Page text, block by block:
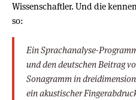
Wissenschaftler. Und die
so:
Ein Sprachanalyse-
und den deutschen Beitrag
Sonagramm in
ein akustischer